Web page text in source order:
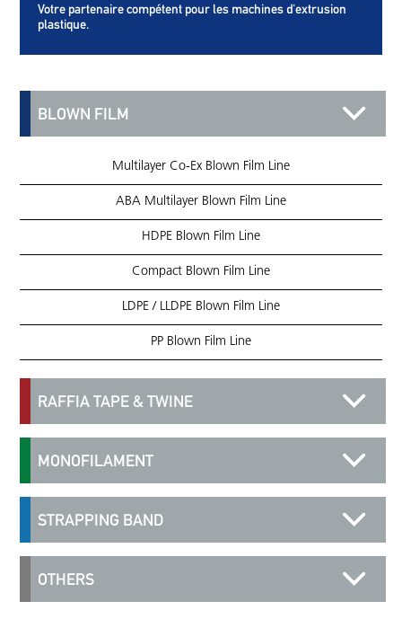
Votre partenaire compétent pour les machines d'extrusion
plastique.
BLOWN FILM
Multilayer Co-Ex Blown Film Line
ABA Multilayer Blown Film Line
HDPE Blown Film Line
Compact Blown Film Line
LDPE / LLDPE Blown Film Line
PP Blown Film Line
RAFFIA TAPE & TWINE
MONOFILAMENT
STRAPPING BAND
OTHERS